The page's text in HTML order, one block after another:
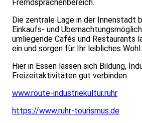
Fremdsprachenbereich.
Die zentrale Lage in der Innenstadt
Einkaufs- und
umliegende Cafés und Restaurants
ein und sorgen für Ihr leibliches Wohl.
Hier in Essen lassen sich Bildung,
Freizeitaktivitäten gut verbinden.
www.route-industriekultur.ruhr
https://www.ruhr-tourismus.de